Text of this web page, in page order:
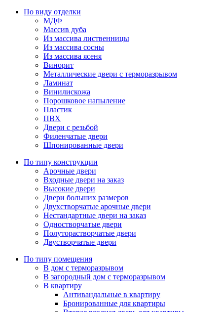
По виду отделки
МДФ
Массив дуба
Из массива лиственницы
Из массива сосны
Из массива ясеня
Винорит
Металлические двери с терморазрывом
Ламинат
Винилискожа
Порошковое напыление
Пластик
ПВХ
Двери с резьбой
Филенчатые двери
Шпонированные двери
По типу конструкции
Арочные двери
Входные двери на заказ
Высокие двери
Двери больших размеров
Двухстворчатые арочные двери
Нестандартные двери на заказ
Одностворчатые двери
Полуторастворчатые двери
Двустворчатые двери
По типу помещения
В дом с терморазрывом
В загородный дом с терморазрывом
В квартиру
Антивандальные в квартиру
Бронированные для квартиры